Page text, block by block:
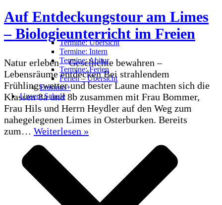
Termine: Übersicht
Termine: Intern
Termine: Abitur
Termine: Ferien
Ferien – Übersicht
Erasmus+
Unsere Schule
Auf Entdeckungstour am Limes
– Biologieunterricht im Freien
Natur erleben – Geschichte bewahren –
Lebensräume entdecken Bei strahlendem
Frühlingswetter und bester Laune machten sich die
Klassen 8a und 8b zusammen mit Frau Bommer,
Frau Hils und Herrn Heydler auf den Weg zum
nahegelegenen Limes in Osterburken. Bereits
zum… Weiterlesen »
Biologieunterricht
im